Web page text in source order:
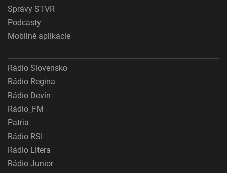
Správy STVR
Podcasty
Mobilné aplikácie
Rádio Slovensko
Rádio Regina
Rádio Devín
Rádio_FM
Patria
Rádio RSI
Rádio Litera
Rádio Junior